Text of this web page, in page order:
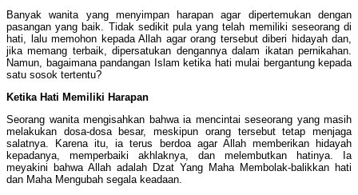
Banyak wanita yang menyimpan harapan agar dipertemukan dengan
pasangan yang baik. Tidak sedikit pula yang telah memiliki seseorang di
hati, lalu memohon kepada Allah agar orang tersebut diberi hidayah dan,
jika memang terbaik, dipersatukan dengannya dalam ikatan pernikahan.
Namun, bagaimana pandangan Islam ketika hati mulai bergantung kepada
satu sosok tertentu?
Ketika Hati Memiliki Harapan
Seorang wanita mengisahkan bahwa ia mencintai seseorang yang masih
melakukan dosa-dosa besar, meskipun orang tersebut tetap menjaga
salatnya. Karena itu, ia terus berdoa agar Allah memberikan hidayah
kepadanya, memperbaiki akhlaknya, dan melembutkan hatinya. Ia
meyakini bahwa Allah adalah Dzat Yang Maha Membolak-balikkan hati
dan Maha Mengubah segala keadaan.